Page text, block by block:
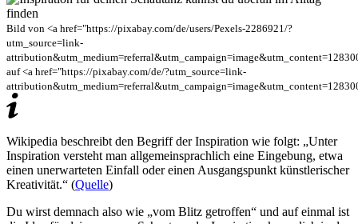
Bild von <a href="https://pixabay.com/de/users/Pexels-2286921/?
utm_source=link-
auf <a href="https://pixabay.com/de/?utm_source=link-
Wikipedia beschreibt den Begriff der Inspiration wie folgt: „Unter
Inspiration versteht man allgemeinsprachlich eine Eingebung, etwa
einen unerwarteten Einfall oder einen Ausgangspunkt künstlerischer
Kreativität.“ (Quelle)
Du wirst demnach also wie „vom Blitz getroffen“ und auf einmal ist